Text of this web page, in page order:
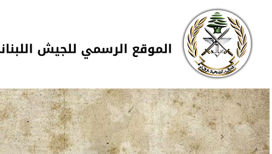
تجاوز إلى المحتوى الرئيسي
Skip to navigation